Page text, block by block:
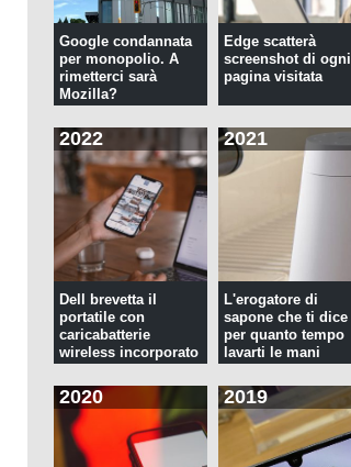
Google condannata
per monopolio. A
rimetterci sarà
Mozilla?
Edge scatterà
screenshot di ogni
pagina visitata
2022
Dell brevetta il
portatile con
caricabatterie
wireless incorporato
2021
L'erogatore di
sapone che ti dice
per quanto tempo
lavarti le mani
2020 2019